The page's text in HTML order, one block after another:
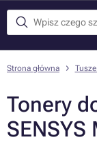
Strona główna
Tonery
SENSYS